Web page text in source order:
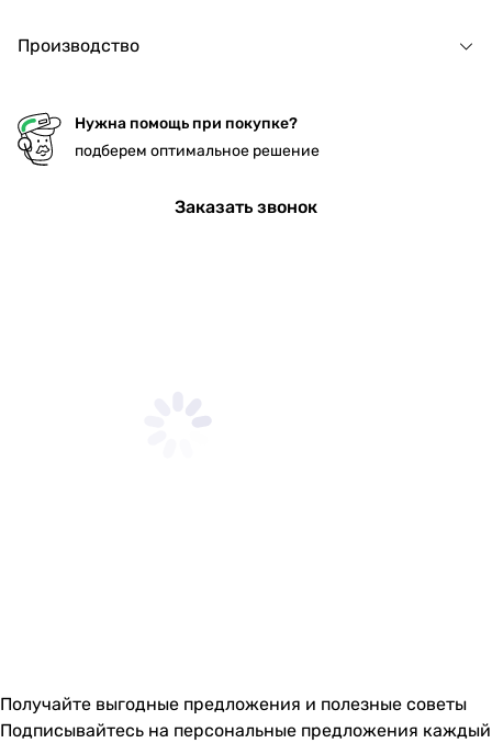
Производство
Нужна помощь при покупке?
подберем оптимальное решение
Заказать звонок
Получайте выгодные предложения и полезные советы
Подписывайтесь на персональные предложения каждый